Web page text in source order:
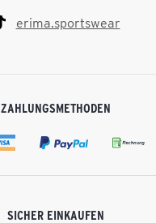
erima.sportswear
ZAHLUNGSMETHODEN
SICHER EINKAUFEN